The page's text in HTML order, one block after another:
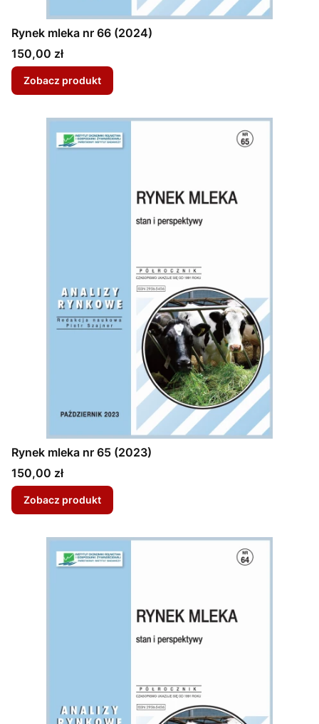
Rynek mleka nr 66 (2024)
Cena
150,00 zł
Zobacz produkt
Rynek mleka nr 65 (2023)
Cena
150,00 zł
Zobacz produkt